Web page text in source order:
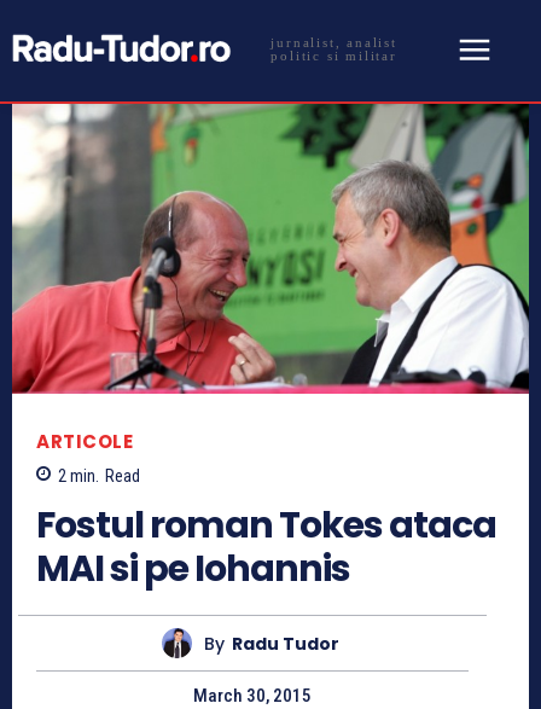
jurnalist, analist
politic si militar
ARTICOLE
2min. Read
Fostul roman Tokes ataca
MAI si pe Iohannis
By Radu Tudor
March 30, 2015